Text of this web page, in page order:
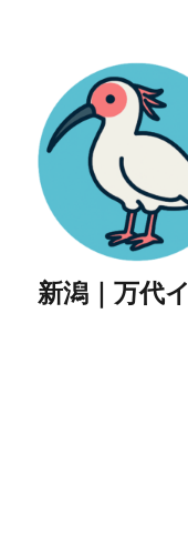
新潟｜万代